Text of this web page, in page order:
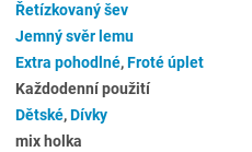
Řetízkovaný šev
Jemný svěr lemu
Extra pohodlné,Froté úplet
Každodenní použití
Dětské,Dívky
mix holka